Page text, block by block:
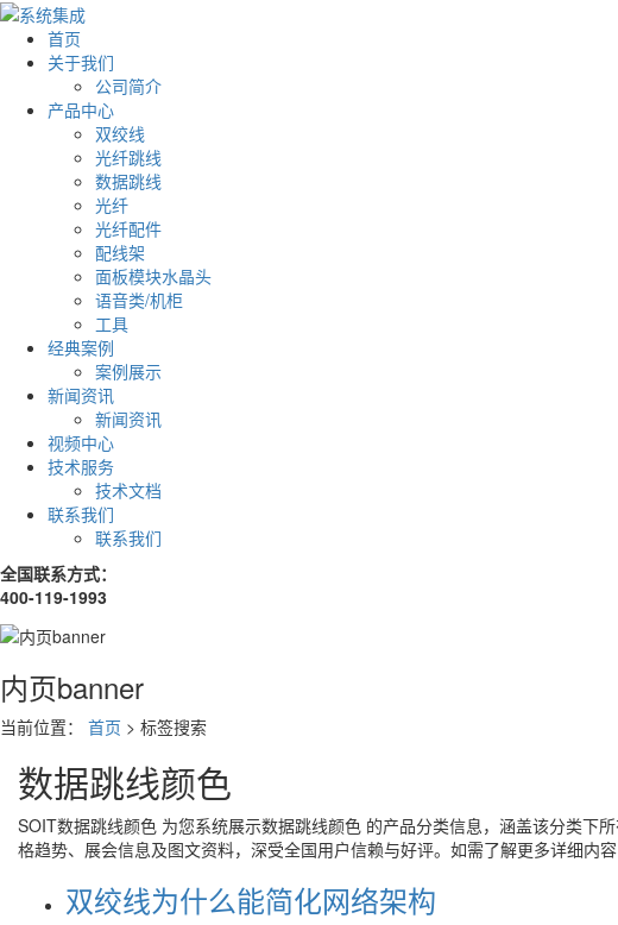
首页
关于我们
公司简介
产品中心
双绞线
光纤跳线
数据跳线
光纤
光纤配件
配线架
面板模块水晶头
语音类/机柜
工具
经典案例
案例展示
新闻资讯
新闻资讯
视频中心
技术服务
技术文档
联系我们
联系我们
全国联系方式：
400-119-1993
内页banner
当前位置： 首页 > 标签搜索
数据跳线颜色
SOIT数据跳线颜色 为您系统展示数据跳线颜色 的产品分类信息，涵盖该分类下
格趋势、展会信息及图文资料，深受全国用户信赖与好评。如需了解更多详细内容
双绞线为什么能简化网络架构